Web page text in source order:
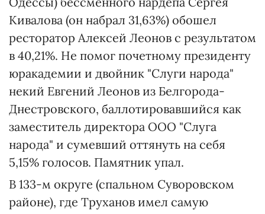
Кивалова (он набрал 31,63%) обошел
ресторатор Алексей Леонов с результатом
в 40,21%. Не помог почетному президенту
юракадемии и двойник "Слуги народа"
некий Евгений Леонов из Белгорода-
Днестровского, баллотировавшийся как
заместитель директора ООО "Слуга
народа" и сумевший оттянуть на себя
5,15% голосов. Памятник упал.
В 133-м округе (спальном Суворовском
районе), где Труханов имел самую